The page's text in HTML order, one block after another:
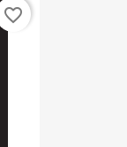
favorite_border